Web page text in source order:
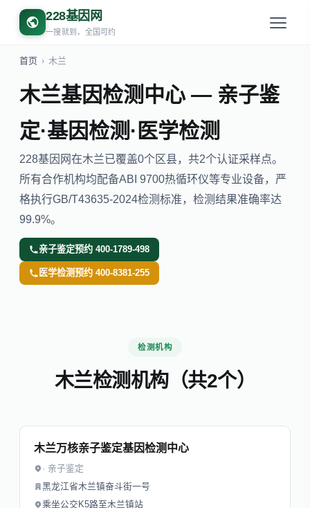
228基因网
一搜就到，全国可约
首页 › 木兰
木兰基因检测中心 — 亲子鉴
定·基因检测·医学检测
228基因网在木兰已覆盖0个区县，共2个认证采样点。
所有合作机构均配备ABI 9700热循环仪等专业设备，严
格执行GB/T43635-2024检测标准，检测结果准确率达
99.9%。
亲子鉴定预约 400-1789-498
医学检测预约 400-8381-255
检测机构
木兰检测机构（共2个）
木兰万核亲子鉴定基因检测中心
· 亲子鉴定
黑龙江省木兰镇奋斗街一号
乘坐公交K5路至木兰镇站